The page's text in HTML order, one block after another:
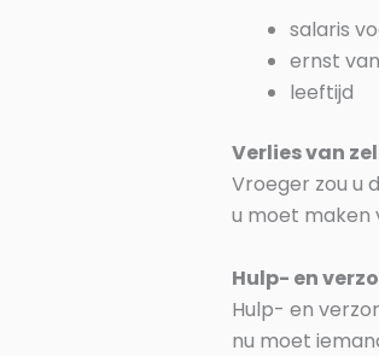
salaris
ernst
leeftijd
Verlies van
Vroeger zou u
u moet maken
Hulp- en
Hulp- en
nu moet